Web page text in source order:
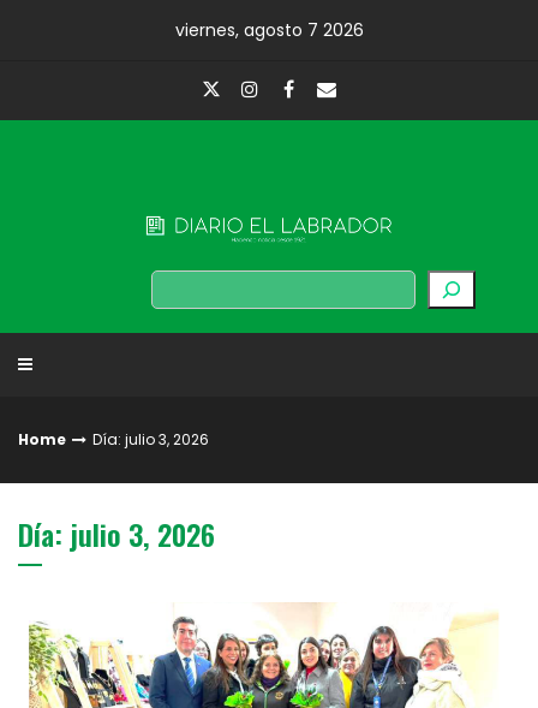
viernes, agosto 7 2026
Buscar
Home Día: julio 3, 2026
Día: julio 3, 2026